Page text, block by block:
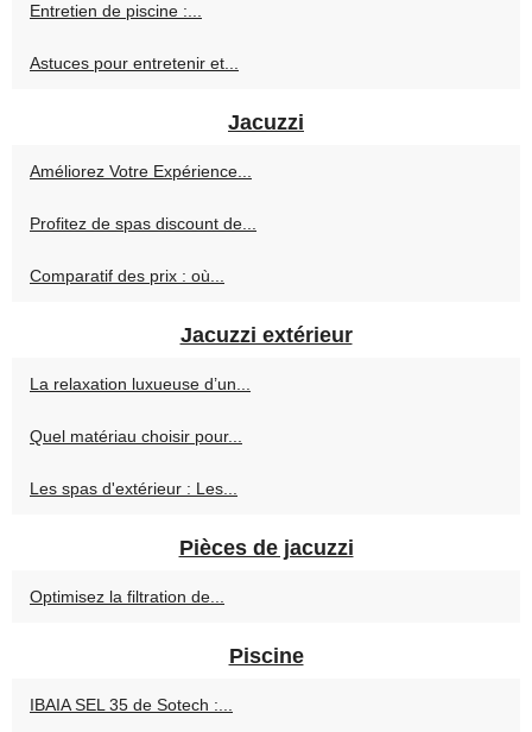
Entretien de piscine :...
Astuces pour entretenir et...
Jacuzzi
Améliorez Votre Expérience...
Profitez de spas discount de...
Comparatif des prix : où...
Jacuzzi extérieur
La relaxation luxueuse d’un...
Quel matériau choisir pour...
Les spas d'extérieur : Les...
Pièces de jacuzzi
Optimisez la filtration de...
Piscine
IBAIA SEL 35 de Sotech :...